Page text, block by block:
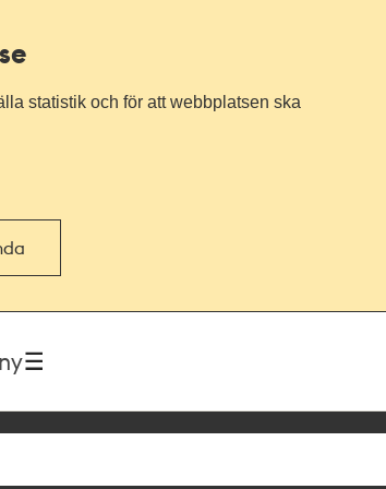
statistik och för att webbplatsen ska